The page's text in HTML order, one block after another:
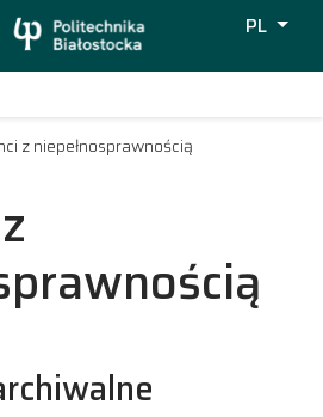
PL
z niepełnosprawnością